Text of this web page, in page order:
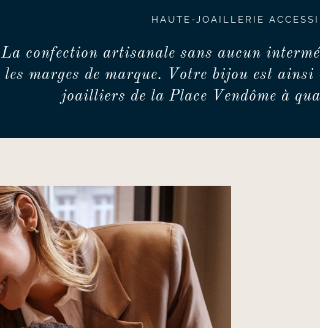
HAUTE-JOAILLERIE
La confection artisanale sans aucun
les marges de marque. Votre bijou est ainsi
joailliers de la Place Vendôme à